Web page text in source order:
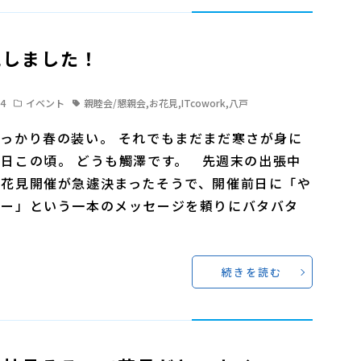
ました！
イベント 親睦会/懇親会,お花見,ITcowork,八戸
かり春の装い。 それでもまだまだ寒さが身に
この頃。 どうも觸澤です。 先週末の出張中
見開催が急遽決まったそうで、開催前日に「や
」という一本のメッセージを頼りにバタバタ
続きを読む